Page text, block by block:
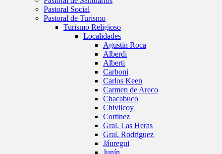
Pastoral Social
Pastoral de Turismo
Turismo Religioso
Localidades
Agustín Roca
Alberdi
Alberti
Carboni
Carlos Keen
Carmen de Areco
Chacabuco
Chivilcoy
Cortinez
Gral. Las Heras
Gral. Rodriguez
Jáuregui
Junín